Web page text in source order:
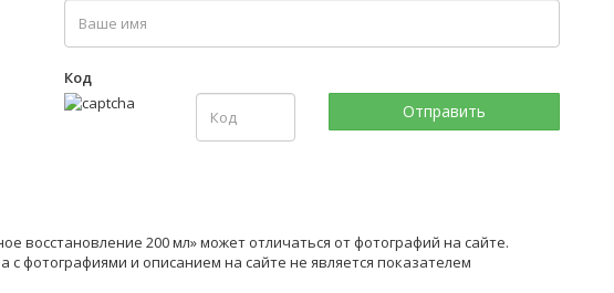
Код
восстановление 200 мл» может отличаться от фотографий на сайте.
фотографиями и описанием на сайте не является показателем